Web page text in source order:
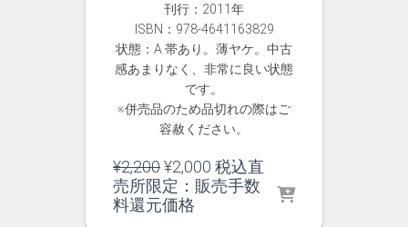
刊行：2011年
ISBN：978-4641163829
状態：A 帯あり。薄ヤケ。中古
感あまりなく、非常に良い状態
です。
※併売品のため品切れの際はご
容赦ください。
¥2,200元
の
価
¥2,000 現
在
税込直
売所限定：販売手数
料還元価格